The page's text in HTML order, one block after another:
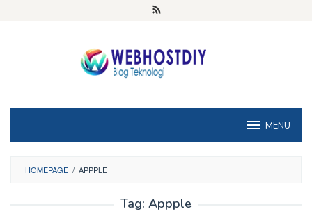
MENU
HOMEPAGE / APPPLE
Tag: Appple